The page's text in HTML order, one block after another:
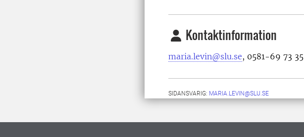
Kontaktinformation
maria.levin@slu.se, 0581-69 73 35
SIDANSVARIG: MARIA.LEVIN@SLU.SE